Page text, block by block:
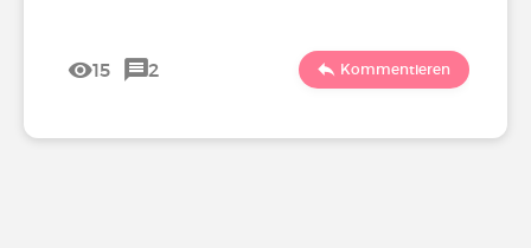
15 2 Kommentieren